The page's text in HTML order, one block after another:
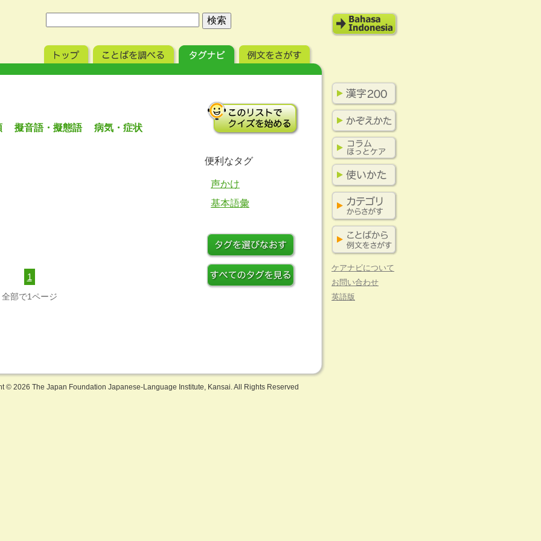
擬音語・擬態語 病気・症状
1
全部で1ページ
便利なタグ
声かけ
基本語彙
ケアナビについて
お問い合わせ
英語版
© 2026 The Japan Foundation Japanese-Language Institute, Kansai. All Rights Reserved